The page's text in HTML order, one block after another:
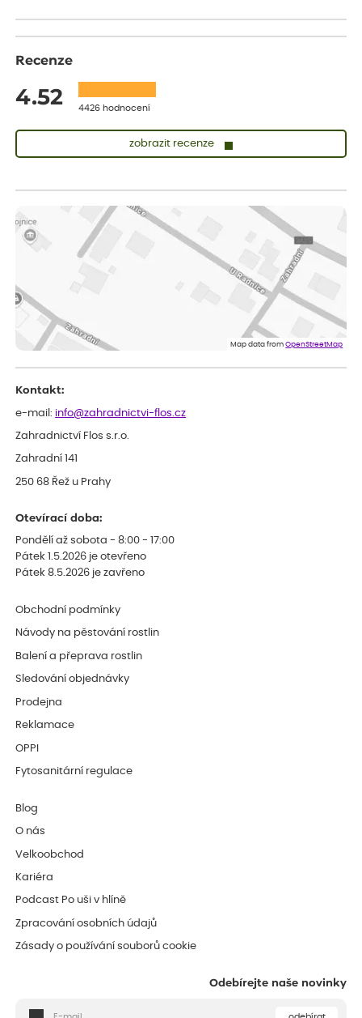
Recenze
4.52 4426 hodnocení
zobrazit recenze
Vše přišlo velice rychle krásně zabalené. Rostlinky po přesazení
velice dobře prospívají
Jarda
Dobrý den, byli jsme spokojeni
Eshop, objednání bylo v pořádku, žádný problém. Jen jsem byla
smutná z dodávky jedné kytky, která nebyla v nejlepší kondici a i
Map data fromOpenStreetMap
Kontakt:
e-mail: info@zahradnictvi-flos.cz
Zahradnictví Flos s.r.o.
Zahradní 141
250 68 Řež u Prahy
Otevírací doba:
Pondělí až sobota - 8:00 - 17:00
Pátek 1.5.2026 je otevřeno
Pátek 8.5.2026 je zavřeno
Obchodní podmínky
Návody na pěstování rostlin
Balení a přeprava rostlin
Sledování objednávky
Prodejna
Reklamace
OPPI
Fytosanitární regulace
Blog
O nás
Velkoobchod
Kariéra
Podcast Po uši v hlíně
Zpracování osobních údajů
Zásady o používání souborů cookie
Odebírejte naše novinky